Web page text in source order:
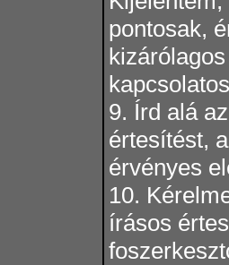
pontosak,
9. Írd alá
értesítést,
érvényes
10.
írásos